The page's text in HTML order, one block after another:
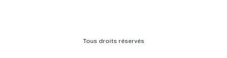
Tous droits réservés